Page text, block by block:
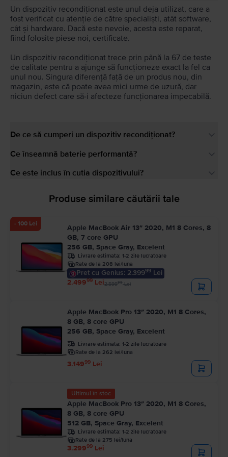
Un dispozitiv recondiționat este unul deja utilizat, care a
fost verificat cu atenție de către specialiști, atât software,
cât și hardware. Dacă este nevoie, acesta este reparat,
fiind folosite piese noi, certificate.
Un dispozitiv recondiționat trece prin până la 67 de teste
de calitate pentru a ajunge să funcționeze exact la fel ca
unul nou. Singura diferență față de un produs nou, din
magazin, este că poate avea mici urme de uzură, dar
niciun defect care să-i afecteze funcționarea impecabilă.
De ce să cumperi un dispozitiv recondiționat?
Ce înseamnă baterie performantă?
Ce este inclus în cutia dispozitivului?
Produse similare căutării tale
- 100 Lei
Apple MacBook Air 13″ 2020, M1 8 Cores, 8
GB, 7 core GPU
256 GB, Space Gray, Excelent
Livrare estimata: 1-2 zile lucratoare
Rate de la 208 lei/luna
Pret cu Genius: 2.39999 Lei
2.49999 Lei2.59999Lei
Apple MacBook Pro 13″ 2020, M1 8 Cores,
8 GB, 8 core GPU
256 GB, Space Gray, Excelent
Livrare estimata: 1-2 zile lucratoare
Rate de la 262 lei/luna
3.14999 Lei
Ultimul în stoc
Apple MacBook Pro 13″ 2020, M1 8 Cores,
8 GB, 8 core GPU
512 GB, Space Gray, Excelent
Livrare estimata: 1-2 zile lucratoare
Rate de la 275 lei/luna
3.29999 Lei